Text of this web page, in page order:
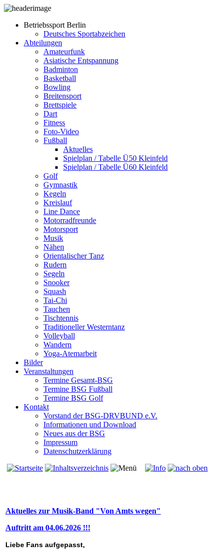
Betriebssport Berlin
Deutsches Sportabzeichen
Abteilungen
Amateurfunk
Asiatische Entspannung
Badminton
Basketball
Bowling
Breitensport
Brettspiele
Dart
Fitness
Foto-Video
Fußball
Aktuelles
Spielplan / Tabelle Ü50 Kleinfeld
Spielplan / Tabelle Ü60 Kleinfeld
Golf
Gymnastik
Kegeln
Kreislauf
Line Dance
Motorradfreunde
Motorsport
Musik
Nähen
Orientalischer Tanz
Rudern
Segeln
Snooker
Squash
Tai-Chi
Tauchen
Tischtennis
Traditioneller Westerntanz
Volleyball
Wandern
Yoga-Atemarbeit
Bilder
Veranstaltungen
Termine Gesamt-BSG
Termine BSG Fußball
Termine BSG Golf
Kontakt
Vorstand der BSG-DRVBUND e.V.
Informationen und Download
Neues aus der BSG
Impressum
Datenschutzerklärung
Aktuelles zur Musik-Band "Von Amts wegen"
Auftritt am 04.06.2026 !!!
Liebe Fans aufgepasst,